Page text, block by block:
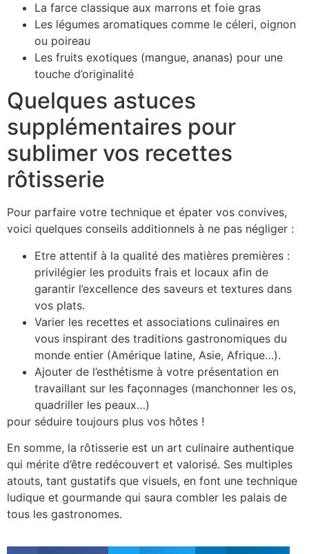
La farce classique aux marrons et foie gras
Les légumes aromatiques comme le céleri, oignon
ou poireau
Les fruits exotiques (mangue, ananas) pour une
touche d’originalité
Quelques astuces
supplémentaires pour
sublimer vos recettes
rôtisserie
Pour parfaire votre technique et épater vos convives,
voici quelques conseils additionnels à ne pas négliger :
Etre attentif à la qualité des matières premières :
privilégier les produits frais et locaux afin de
garantir l’excellence des saveurs et textures dans
vos plats.
Varier les recettes et associations culinaires en
vous inspirant des traditions gastronomiques du
monde entier (Amérique latine, Asie, Afrique…).
Ajouter de l’esthétisme à votre présentation en
travaillant sur les façonnages (manchonner les os,
quadriller les peaux…)
pour séduire toujours plus vos hôtes !
En somme, la rôtisserie est un art culinaire authentique
qui mérite d’être redécouvert et valorisé. Ses multiples
atouts, tant gustatifs que visuels, en font une technique
ludique et gourmande qui saura combler les palais de
tous les gastronomes.